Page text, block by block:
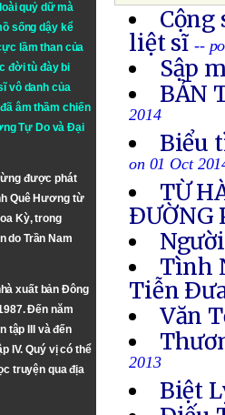
quỷ dữ mà
sống dậy kể
lầm than của
đời tù đày bi
vô danh của
âm thầm chiến
Tự DovàĐại
được phát
Quê Hương từ
Kỳ, trong
do Trần Nam
xuất bản Đông
Đến năm
tập III và đến
IV. Quý vị có thể
truyện qua địa
Cộng
liệt sĩ --
Sập
BẢN
2014
Biểu
on 01 Oct
TỪ
ÐƯỜNG
Tình
Tiễn
Văn
2013
Biệt